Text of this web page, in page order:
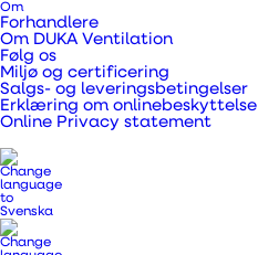
Om
Forhandlere
Om DUKA Ventilation
Følg os
Miljø og certificering
Salgs- og leveringsbetingelser
Erklæring om onlinebeskyttelse
Online Privacy statement